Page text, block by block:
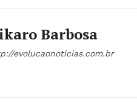
Barbosa
evolucaonoticias.com.br